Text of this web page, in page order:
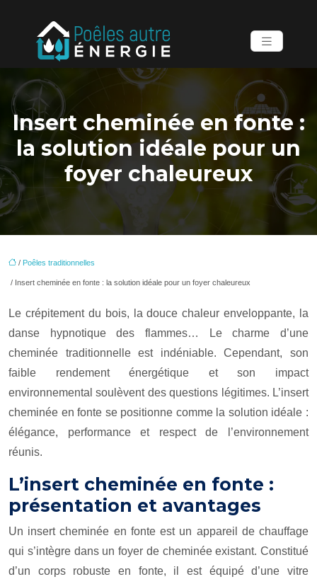
Insert cheminée en fonte :
la solution idéale pour un
foyer chaleureux
/ Poêles traditionnelles
/ Insert cheminée en fonte : la solution idéale pour un foyer chaleureux
Le crépitement du bois, la douce chaleur enveloppante, la
danse hypnotique des flammes… Le charme d’une
cheminée traditionnelle est indéniable. Cependant, son
faible rendement énergétique et son impact
environnemental soulèvent des questions légitimes. L’insert
cheminée en fonte se positionne comme la solution idéale :
élégance, performance et respect de l’environnement
réunis.
L’insert cheminée en fonte :
présentation et avantages
Un insert cheminée en fonte est un appareil de chauffage
qui s’intègre dans un foyer de cheminée existant. Constitué
d’un corps robuste en fonte, il est équipé d’une vitre